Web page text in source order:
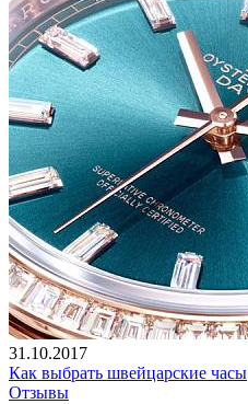
31.10.2017
Как выбрать швейцарские часы
Отзывы